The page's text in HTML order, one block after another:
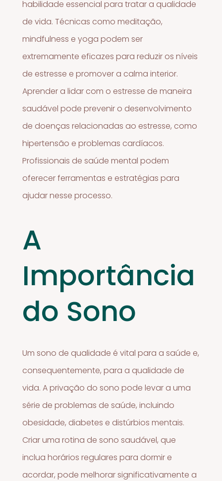
habilidade essencial para tratar a qualidade
de vida. Técnicas como meditação,
mindfulness e yoga podem ser
extremamente eficazes para reduzir os níveis
de estresse e promover a calma interior.
Aprender a lidar com o estresse de maneira
saudável pode prevenir o desenvolvimento
de doenças relacionadas ao estresse, como
hipertensão e problemas cardíacos.
Profissionais de saúde mental podem
oferecer ferramentas e estratégias para
ajudar nesse processo.
A
Importância
do Sono
Um sono de qualidade é vital para a saúde e,
consequentemente, para a qualidade de
vida. A privação do sono pode levar a uma
série de problemas de saúde, incluindo
obesidade, diabetes e distúrbios mentais.
Criar uma rotina de sono saudável, que
inclua horários regulares para dormir e
acordar, pode melhorar significativamente a